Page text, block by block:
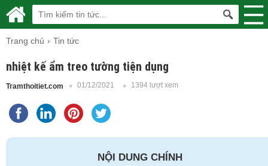
Trang chủ Tin tức
nhiệt kế ẩm treo tường tiện dụng
Tramthoitiet.com 01/12/2021 1394 lượt xem
NỘI DUNG CHÍNH